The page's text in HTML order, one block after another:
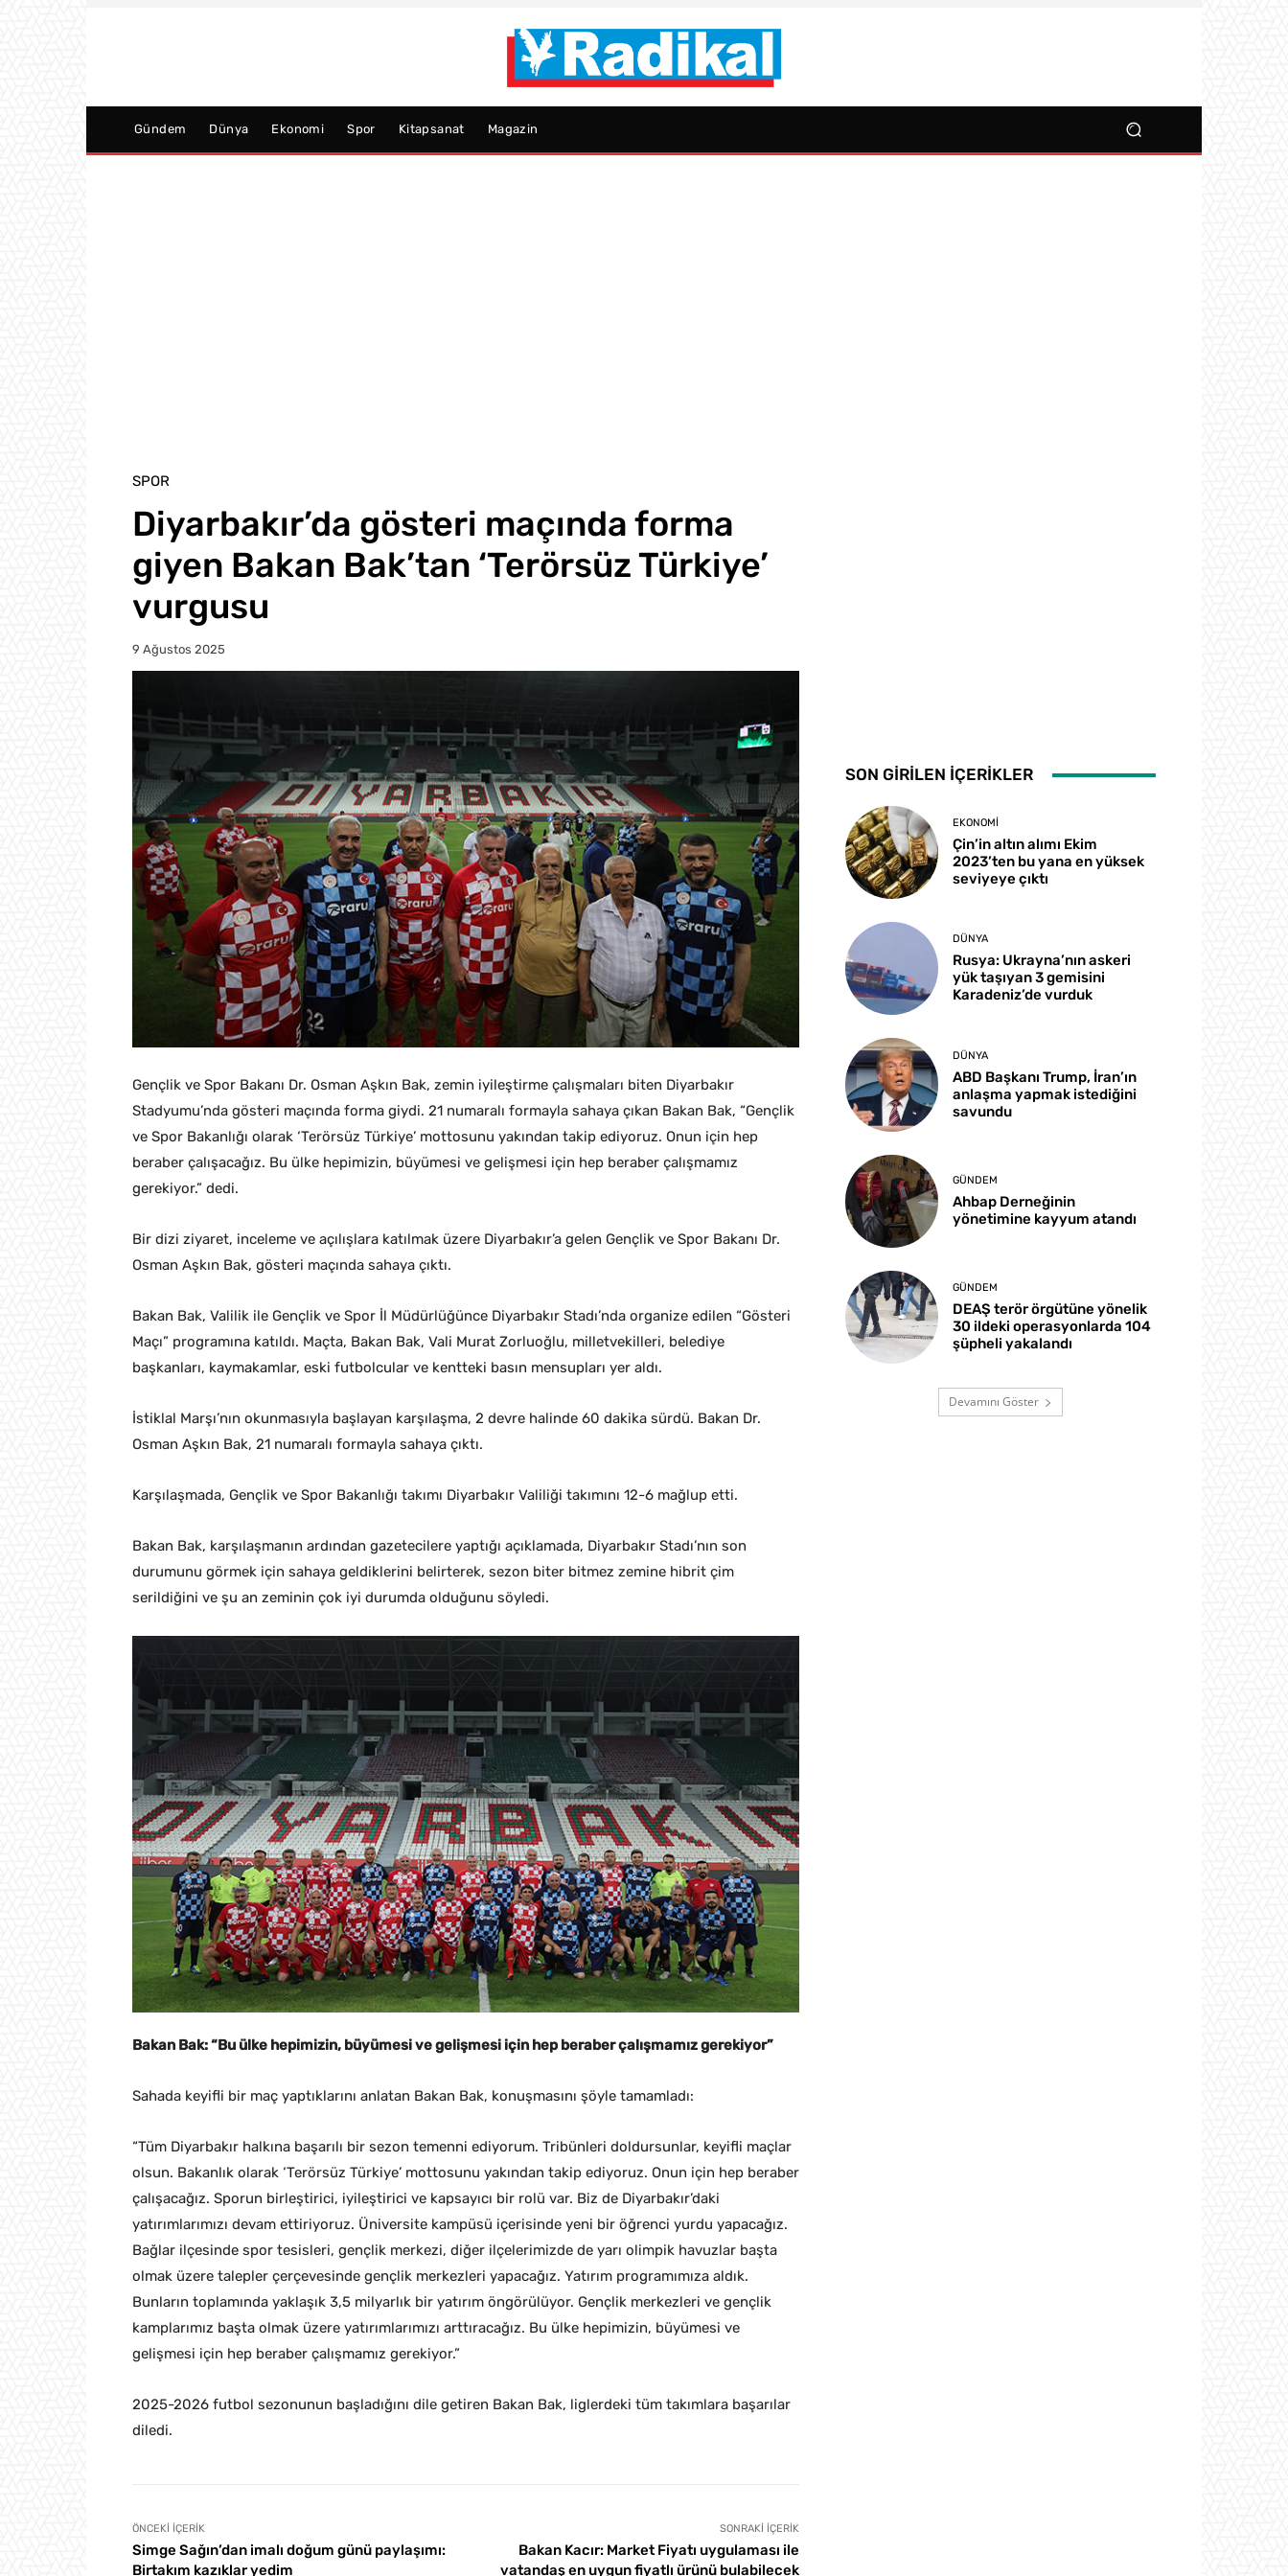
Gündem Dünya Ekonomi Spor Kitapsanat Magazin
SPOR
Diyarbakır’da gösteri maçında forma
giyen Bakan Bak’tan ‘Terörsüz Türkiye’
vurgusu
9 Ağustos 2025
Gençlik ve Spor Bakanı Dr. Osman Aşkın Bak, zemin iyileştirme çalışmaları biten Diyarbakır
Stadyumu’nda gösteri maçında forma giydi. 21 numaralı formayla sahaya çıkan Bakan Bak, “Gençlik
ve Spor Bakanlığı olarak ‘Terörsüz Türkiye’ mottosunu yakından takip ediyoruz. Onun için hep
beraber çalışacağız. Bu ülke hepimizin, büyümesi ve gelişmesi için hep beraber çalışmamız
gerekiyor.” dedi.
Bir dizi ziyaret, inceleme ve açılışlara katılmak üzere Diyarbakır’a gelen Gençlik ve Spor Bakanı Dr.
Osman Aşkın Bak, gösteri maçında sahaya çıktı.
Bakan Bak, Valilik ile Gençlik ve Spor İl Müdürlüğünce Diyarbakır Stadı’nda organize edilen “Gösteri
Maçı” programına katıldı. Maçta, Bakan Bak, Vali Murat Zorluoğlu, milletvekilleri, belediye
başkanları, kaymakamlar, eski futbolcular ve kentteki basın mensupları yer aldı.
İstiklal Marşı’nın okunmasıyla başlayan karşılaşma, 2 devre halinde 60 dakika sürdü. Bakan Dr.
Osman Aşkın Bak, 21 numaralı formayla sahaya çıktı.
Karşılaşmada, Gençlik ve Spor Bakanlığı takımı Diyarbakır Valiliği takımını 12-6 mağlup etti.
Bakan Bak, karşılaşmanın ardından gazetecilere yaptığı açıklamada, Diyarbakır Stadı’nın son
durumunu görmek için sahaya geldiklerini belirterek, sezon biter bitmez zemine hibrit çim
serildiğini ve şu an zeminin çok iyi durumda olduğunu söyledi.
Bakan Bak: “Bu ülke hepimizin, büyümesi ve gelişmesi için hep beraber çalışmamız gerekiyor”
Sahada keyifli bir maç yaptıklarını anlatan Bakan Bak, konuşmasını şöyle tamamladı:
“Tüm Diyarbakır halkına başarılı bir sezon temenni ediyorum. Tribünleri doldursunlar, keyifli maçlar
olsun. Bakanlık olarak ‘Terörsüz Türkiye’ mottosunu yakından takip ediyoruz. Onun için hep beraber
çalışacağız. Sporun birleştirici, iyileştirici ve kapsayıcı bir rolü var. Biz de Diyarbakır’daki
yatırımlarımızı devam ettiriyoruz. Üniversite kampüsü içerisinde yeni bir öğrenci yurdu yapacağız.
Bağlar ilçesinde spor tesisleri, gençlik merkezi, diğer ilçelerimizde de yarı olimpik havuzlar başta
olmak üzere talepler çerçevesinde gençlik merkezleri yapacağız. Yatırım programımıza aldık.
Bunların toplamında yaklaşık 3,5 milyarlık bir yatırım öngörülüyor. Gençlik merkezleri ve gençlik
kamplarımız başta olmak üzere yatırımlarımızı arttıracağız. Bu ülke hepimizin, büyümesi ve
gelişmesi için hep beraber çalışmamız gerekiyor.”
2025-2026 futbol sezonunun başladığını dile getiren Bakan Bak, liglerdeki tüm takımlara başarılar
diledi.
ÖNCEKI İÇERIK
Simge Sağın’dan imalı doğum günü paylaşımı:
Birtakım kazıklar yedim
SONRAKI İÇERIK
Bakan Kacır: Market Fiyatı uygulaması ile
vatandaş en uygun fiyatlı ürünü bulabilecek
SON GİRİLEN İÇERİKLER
EKONOMI
Çin’in altın alımı Ekim
2023’ten bu yana en yüksek
seviyeye çıktı
DÜNYA
Rusya: Ukrayna’nın askeri
yük taşıyan 3 gemisini
Karadeniz’de vurduk
DÜNYA
ABD Başkanı Trump, İran’ın
anlaşma yapmak istediğini
savundu
GÜNDEM
Ahbap Derneğinin
yönetimine kayyum atandı
GÜNDEM
DEAŞ terör örgütüne yönelik
30 ildeki operasyonlarda 104
şüpheli yakalandı
Devamını Göster